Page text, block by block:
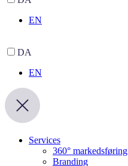
EN
DA
EN
Services
360° markedsføring
Branding